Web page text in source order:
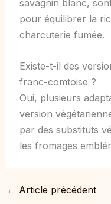
savagnin blanc,
pour équilibrer la
charcuterie fumée.
Existe-t-il des
franc-comtoise ?
Oui, plusieurs
version
par des substituts
les fromages
← Article précédent